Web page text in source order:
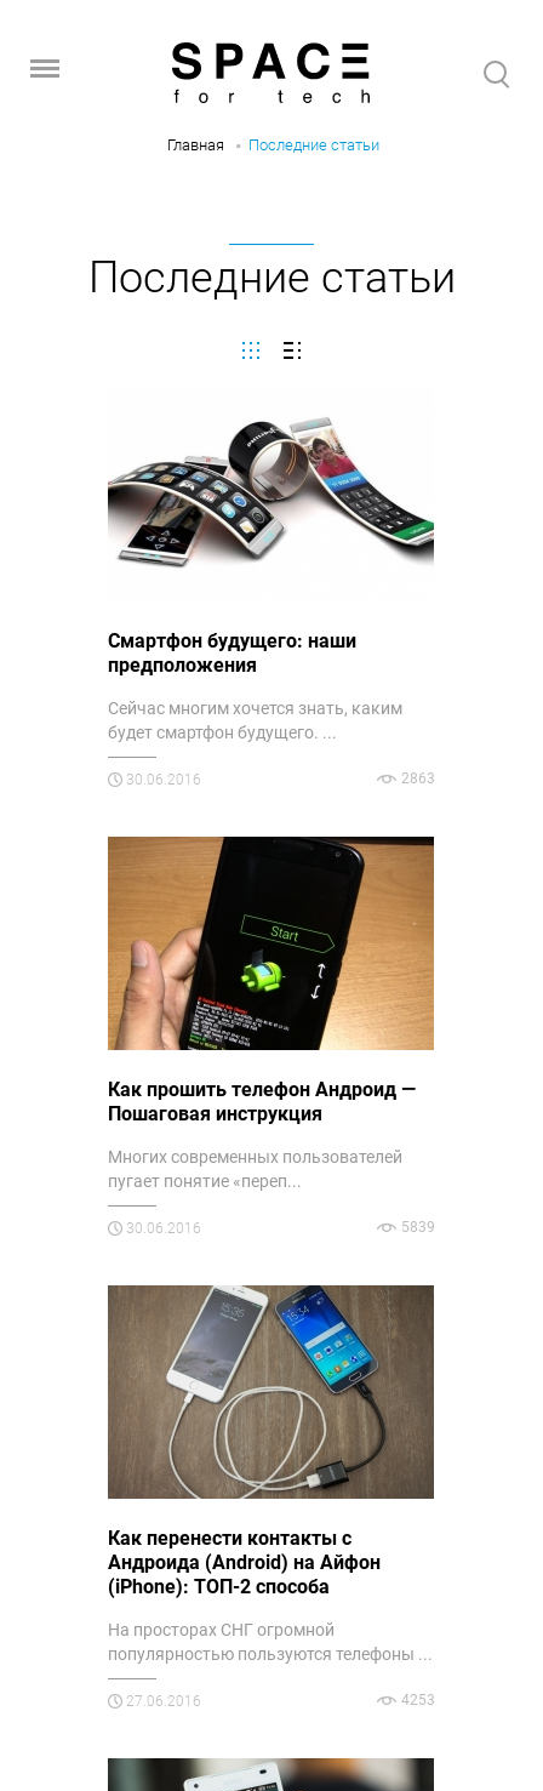
Главная Последние статьи
Последние статьи
Смартфон будущего: наши
предположения
Сейчас многим хочется знать, каким
будет смартфон будущего. ...
30.06.2016 2863
Как прошить телефон Андроид —
Пошаговая инструкция
Многих современных пользователей
пугает понятие «переп...
30.06.2016 5839
Как перенести контакты с
Андроида (Android) на Айфон
(iPhone): ТОП-2 способа
На просторах СНГ огромной
популярностью пользуются телефоны ...
27.06.2016 4253